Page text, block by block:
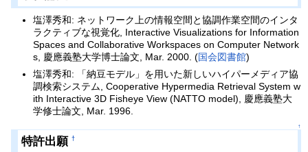
塩澤秀和: ネットワーク上の情報空間と協調作業空間のインタ
ラクティブな視覚化, Interactive Visualizations for Information
Spaces and Collaborative Workspaces on Computer Network
s, 慶應義塾大学博士論文, Mar. 2000. (国会図書館)
塩澤秀和: 「納豆モデル」を用いた新しいハイパーメディア協
調検索システム, Cooperative Hypermedia Retrieval System w
ith Interactive 3D Fisheye View (NATTO model), 慶應義塾大
学修士論文, Mar. 1996.
↑
特許出願 †